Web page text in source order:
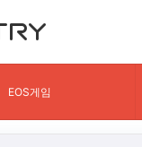
EOS게임